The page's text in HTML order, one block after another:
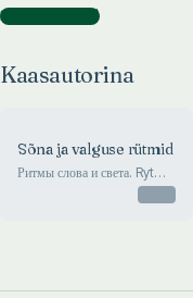
Kaasautorina )
Kaasautorina
Sõna ja valguse rütmid
Ритмы слова и света. Rytms